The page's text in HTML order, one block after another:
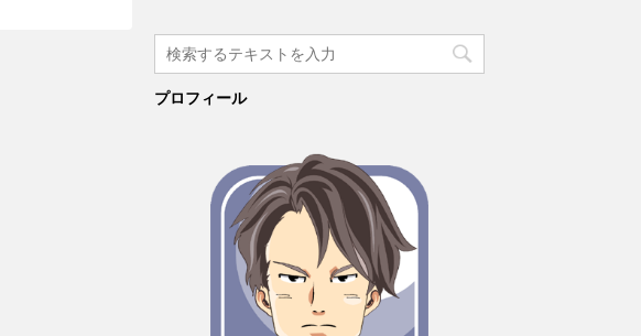
プロフィール